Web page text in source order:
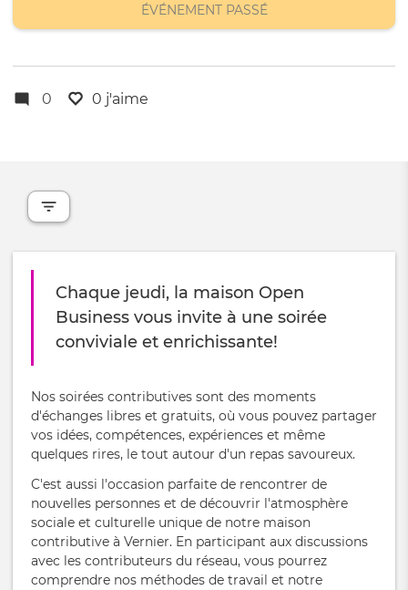
ÉVÉNEMENT PASSÉ
0 0 j'aime
Chaque jeudi, la maison Open
Business vous invite à une soirée
conviviale et enrichissante!
Nos soirées contributives sont des moments
d'échanges libres et gratuits, où vous pouvez partager
vos idées, compétences, expériences et même
quelques rires, le tout autour d'un repas savoureux.
C'est aussi l'occasion parfaite de rencontrer de
nouvelles personnes et de découvrir l'atmosphère
sociale et culturelle unique de notre maison
contributive à Vernier. En participant aux discussions
avec les contributeurs du réseau, vous pourrez
comprendre nos méthodes de travail et notre